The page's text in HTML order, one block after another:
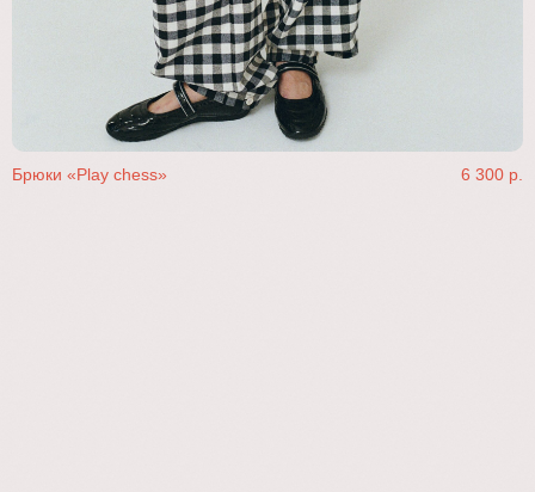
Брюки «Play chess» 6 300 р.
Смотреть коллекцию